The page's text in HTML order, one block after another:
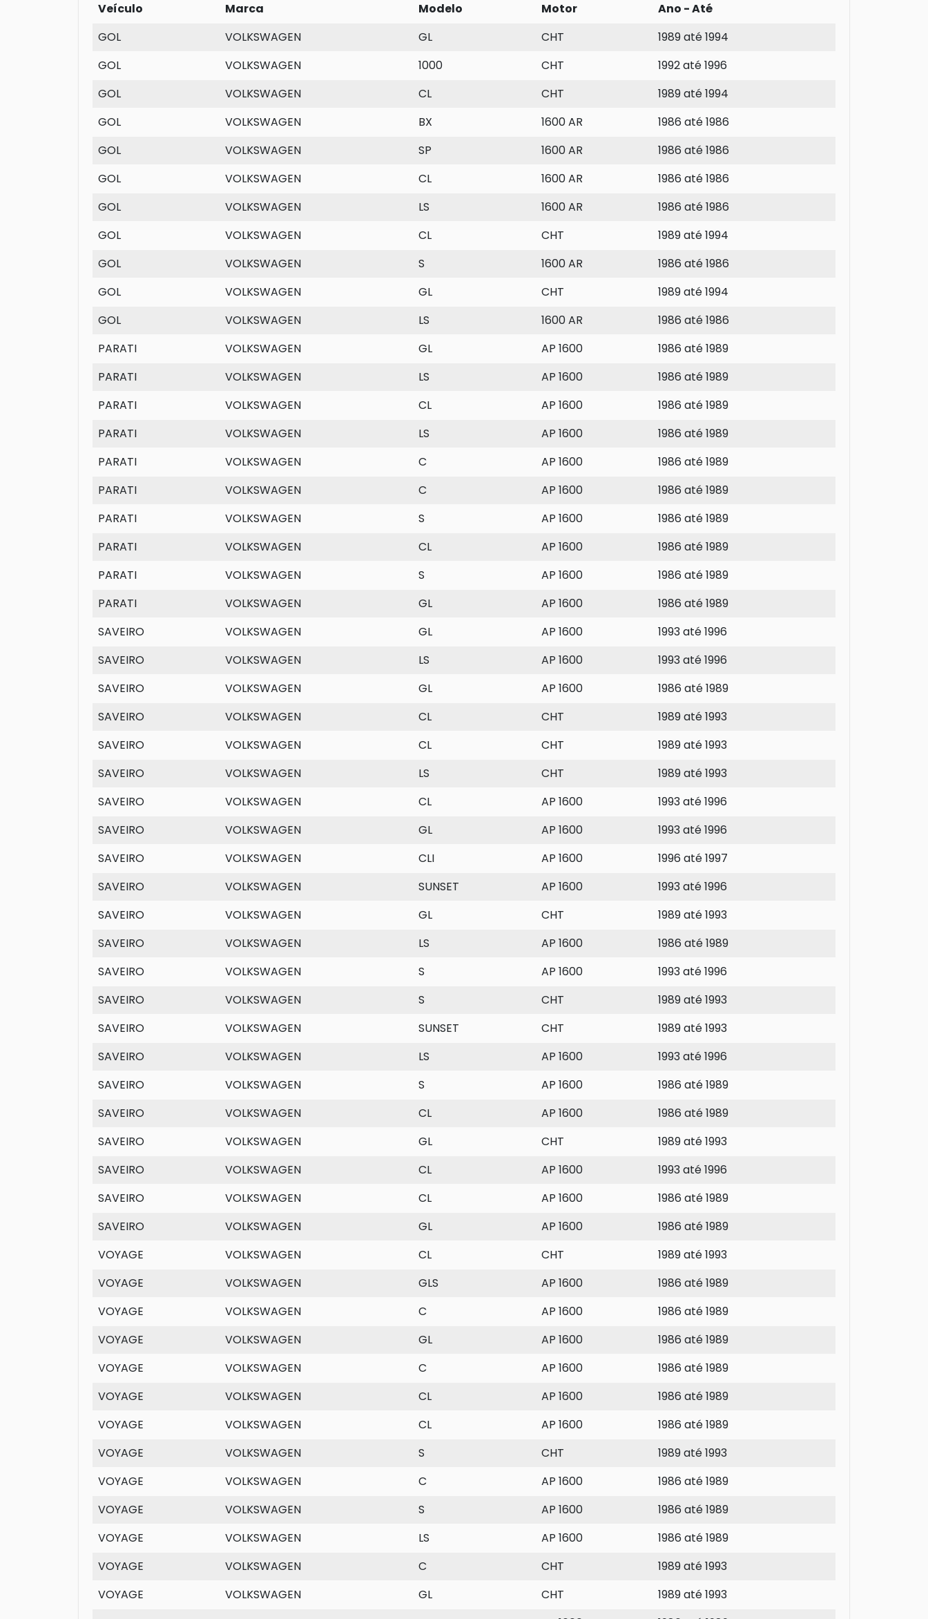
Veículo Marca Modelo Motor
Ano - Até
GOL
VOLKSWAGEN GL CHT
1989 até 1994
GOL
VOLKSWAGEN 1000 CHT
1992 até 1996
GOL
VOLKSWAGEN CL CHT
1989 até 1994
GOL
VOLKSWAGEN BX 1600 AR
1986 até 1986
GOL
VOLKSWAGEN SP 1600 AR
1986 até 1986
GOL
VOLKSWAGEN CL 1600 AR
1986 até 1986
GOL
VOLKSWAGEN LS 1600 AR
1986 até 1986
GOL
VOLKSWAGEN CL CHT
1989 até 1994
GOL
VOLKSWAGEN S 1600 AR
1986 até 1986
GOL
VOLKSWAGEN GL CHT
1989 até 1994
GOL
VOLKSWAGEN LS 1600 AR
1986 até 1986
PARATI
VOLKSWAGEN GL AP 1600
1986 até 1989
PARATI
VOLKSWAGEN LS AP 1600
1986 até 1989
PARATI
VOLKSWAGEN CL AP 1600
1986 até 1989
PARATI
VOLKSWAGEN LS AP 1600
1986 até 1989
PARATI
VOLKSWAGEN C AP 1600
1986 até 1989
PARATI
VOLKSWAGEN C AP 1600
1986 até 1989
PARATI
VOLKSWAGEN S AP 1600
1986 até 1989
PARATI
VOLKSWAGEN CL AP 1600
1986 até 1989
PARATI
VOLKSWAGEN S AP 1600
1986 até 1989
PARATI
VOLKSWAGEN GL AP 1600
1986 até 1989
SAVEIRO
VOLKSWAGEN GL AP 1600
1993 até 1996
SAVEIRO
VOLKSWAGEN LS AP 1600
1993 até 1996
SAVEIRO
VOLKSWAGEN GL AP 1600
1986 até 1989
SAVEIRO
VOLKSWAGEN CL CHT
1989 até 1993
SAVEIRO
VOLKSWAGEN CL CHT
1989 até 1993
SAVEIRO
VOLKSWAGEN LS CHT
1989 até 1993
SAVEIRO
VOLKSWAGEN CL AP 1600
1993 até 1996
SAVEIRO
VOLKSWAGEN GL AP 1600
1993 até 1996
SAVEIRO
VOLKSWAGEN CLI AP 1600
1996 até 1997
SAVEIRO
VOLKSWAGEN SUNSET AP 1600
1993 até 1996
SAVEIRO
VOLKSWAGEN GL CHT
1989 até 1993
SAVEIRO
VOLKSWAGEN LS AP 1600
1986 até 1989
SAVEIRO
VOLKSWAGEN S AP 1600
1993 até 1996
SAVEIRO
VOLKSWAGEN S CHT
1989 até 1993
SAVEIRO
VOLKSWAGEN SUNSET CHT
1989 até 1993
SAVEIRO
VOLKSWAGEN LS AP 1600
1993 até 1996
SAVEIRO
VOLKSWAGEN S AP 1600
1986 até 1989
SAVEIRO
VOLKSWAGEN CL AP 1600
1986 até 1989
SAVEIRO
VOLKSWAGEN GL CHT
1989 até 1993
SAVEIRO
VOLKSWAGEN CL AP 1600
1993 até 1996
SAVEIRO
VOLKSWAGEN CL AP 1600
1986 até 1989
SAVEIRO
VOLKSWAGEN GL AP 1600
1986 até 1989
VOYAGE
VOLKSWAGEN CL CHT
1989 até 1993
VOYAGE
VOLKSWAGEN GLS AP 1600
1986 até 1989
VOYAGE
VOLKSWAGEN C AP 1600
1986 até 1989
VOYAGE
VOLKSWAGEN GL AP 1600
1986 até 1989
VOYAGE
VOLKSWAGEN C AP 1600
1986 até 1989
VOYAGE
VOLKSWAGEN CL AP 1600
1986 até 1989
VOYAGE
VOLKSWAGEN CL AP 1600
1986 até 1989
VOYAGE
VOLKSWAGEN S CHT
1989 até 1993
VOYAGE
VOLKSWAGEN C AP 1600
1986 até 1989
VOYAGE
VOLKSWAGEN S AP 1600
1986 até 1989
VOYAGE
VOLKSWAGEN LS AP 1600
1986 até 1989
VOYAGE
VOLKSWAGEN C CHT
1989 até 1993
VOYAGE
VOLKSWAGEN GL CHT
1989 até 1993